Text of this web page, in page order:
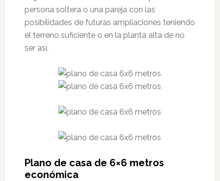
persona soltera o una pareja con las
posibilidades de futuras ampliaciones teniendo
el terreno suficiente o en la planta alta de no
ser así.
Plano de casa de 6×6 metros
económica